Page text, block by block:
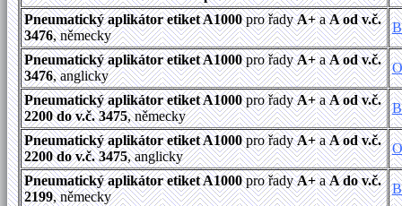
Pneumatický aplikátor etiket A1000pro řadyA+aA od v.č.
3476, německy
Pneumatický aplikátor etiket A1000pro řadyA+aA od v.č.
3476, anglicky
Pneumatický aplikátor etiket A1000pro řadyA+aA od v.č.
2200 do v.č. 3475, německy
Pneumatický aplikátor etiket A1000pro řadyA+aA od v.č.
2200 do v.č. 3475, anglicky
Pneumatický aplikátor etiket A1000pro řadyA+aA do v.č.
2199, německy